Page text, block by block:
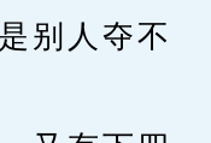
别人夺不